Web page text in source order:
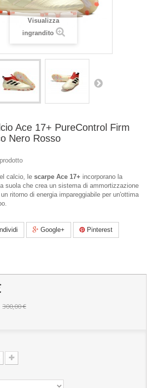
Visualizza
ingrandito
Ace 17+ PureControl Firm
Nero Rosso
calcio, le scarpe Ace 17+ incorporano la
suola che crea un sistema di ammortizzazione
ritorno di energia impareggiabile per un'ottima
Google+ Pinterest
300,00 €